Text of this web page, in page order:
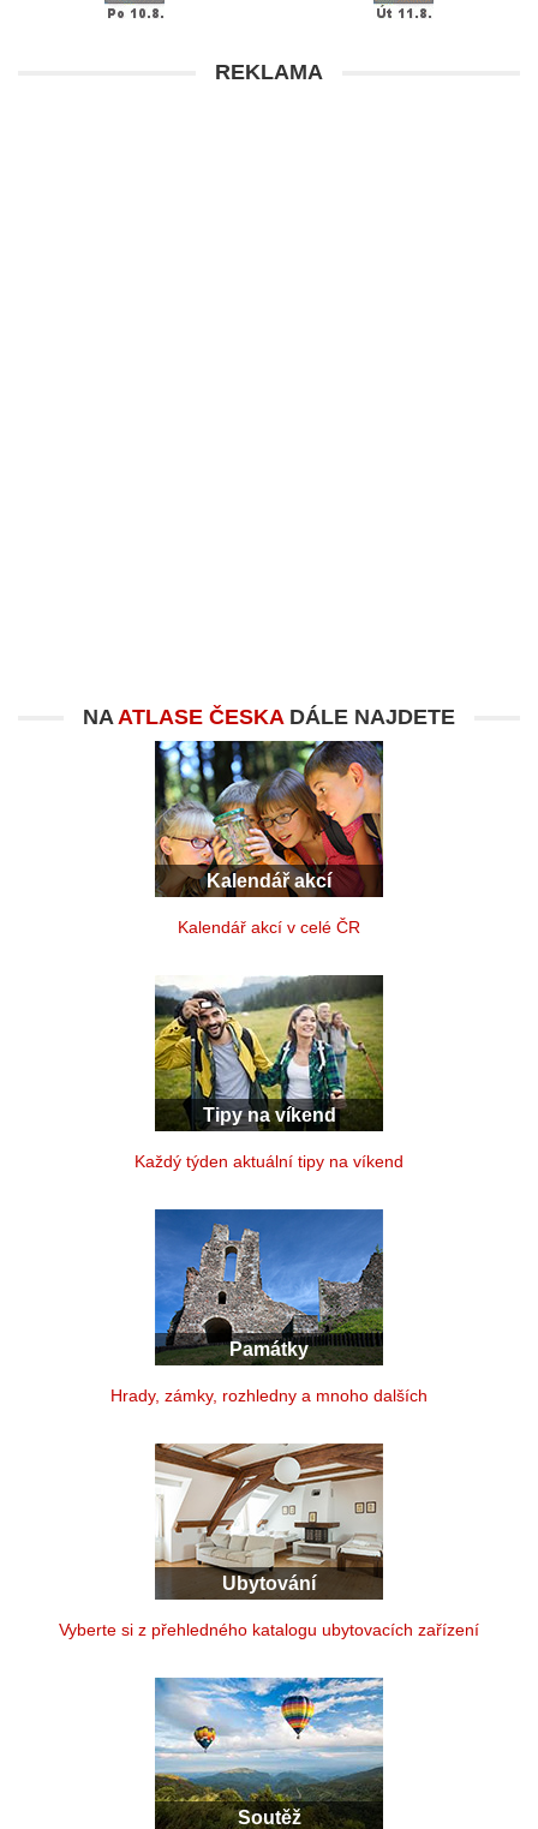
REKLAMA
NAATLASE ČESKADÁLE NAJDETE
Kalendář akcí
Kalendář akcí v celé ČR
Tipy na víkend
Každý týden aktuální tipy na víkend
Památky
Hrady, zámky, rozhledny a mnoho dalších
Ubytování
Vyberte si z přehledného katalogu ubytovacích zařízení
Soutěž